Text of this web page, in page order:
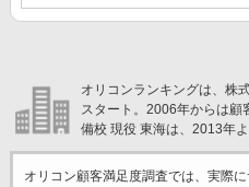
オリコンランキングは、株
スタート。2006年からは顧
備校 現役 東海は、2013年
オリコン顧客満足度調査では、実際